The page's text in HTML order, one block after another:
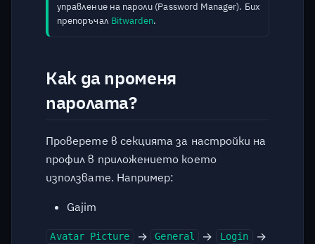
управление на пароли (Password Manager). Бих
препоръчал Bitwarden.
Как да променя
паролата?
Проверете в секцията за настройки на
профил в приложението което
използвате. Например:
Gajim
Avatar Picture → General → Login →